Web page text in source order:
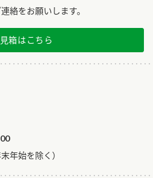
絡をお願いします。
箱はこちら
年始を除く）